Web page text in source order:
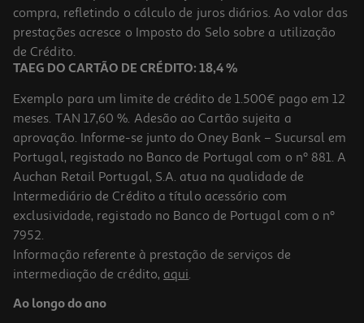
compra, refletindo o cálculo de juros diários. Ao valor das
prestações acresce o Imposto do Selo sobre a utilização
de Crédito.
TAEG DO CARTÃO DE CRÉDITO: 18,4 %
Exemplo para um limite de crédito de 1.500€ pago em 12
meses. TAN 17,60 %. Adesão ao Cartão sujeita a
aprovação. Informe-se junto do Oney Bank – Sucursal em
Portugal, registado no Banco de Portugal com o nº 881. A
Auchan Retail Portugal, S.A. atua na qualidade de
Intermediário de Crédito a título acessório com
exclusividade, registado no Banco de Portugal com o nº
7952.
Informação referente à prestação de serviços de
intermediação de crédito, aqui.
Ao longo do ano